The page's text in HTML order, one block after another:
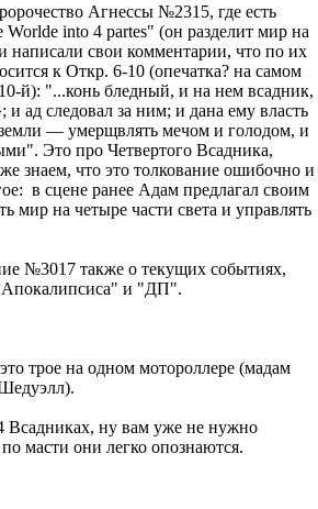
Агнессы №2315, где есть
into 4 partes" (он разделит мир на
написали свои комментарии, что по их
к Откр. 6-10 (опечатка? на самом
й): "...конь бледный, и на нем всадник,
и ад следовал за ним; и дана ему власть
— умерщвлять мечом и голодом, и
Это про Четвертого Всадника,
знаем, что это толкование ошибочно и
в сцене ранее Адам предлагал своим
мир на четыре части света и управлять
№3017 также о текущих событиях,
и "ДП".
трое на одном мотороллере (мадам
Всадниках, ну вам уже не нужно
масти они легко опознаются.